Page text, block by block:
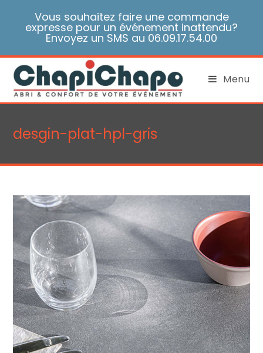
Vous souhaitez faire une commande
expresse pour un événement inattendu?
Envoyez un SMS au 06.09.17.54.00
Menu
desgin-plat-hpl-gris